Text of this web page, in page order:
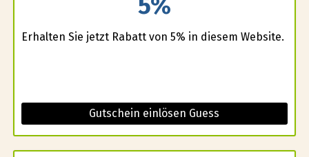
Erhalten Sie jetzt Rabatt von 5% in diesem Website.
Gutschein einlösen Guess